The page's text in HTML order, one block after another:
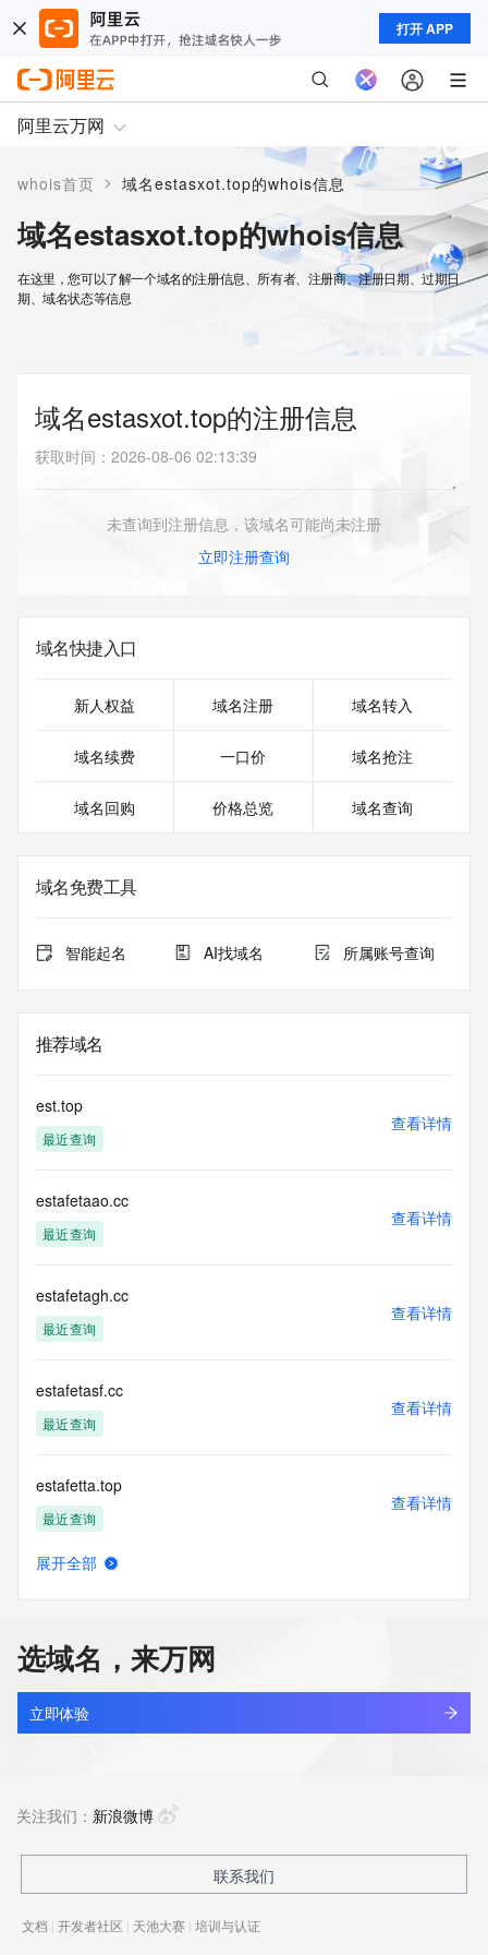
打开 APP
阿里云万网
whois首页 > 域名estasxot.top的whois信息
域名estasxot.top的whois信息
在这里，您可以了解一个域名的注册信息、所有者、注册商、注册日期、过期日
期、域名状态等信息
域名estasxot.top的注册信息
获取时间 ： 2026-08-06 02:13:39
未查询到注册信息，该域名可能尚未注册
立即注册查询
域名快捷入口
新人权益 域名注册 域名转入
域名续费 一口价 域名抢注
域名回购 价格总览 域名查询
域名免费工具
智能起名 AI找域名 所属账号查询
推荐域名
est.top
最近查询
查看详情
estafetaao.cc
最近查询
查看详情
estafetagh.cc
最近查询
查看详情
estafetasf.cc
最近查询
查看详情
estafetta.top
最近查询
查看详情
estate.中国
最近查询
查看详情
新注册
展开全部
选域名，来万网
立即体验
关注我们： 新浪微博
联系我们
文档 | 开发者社区 | 天池大赛 | 培训与认证